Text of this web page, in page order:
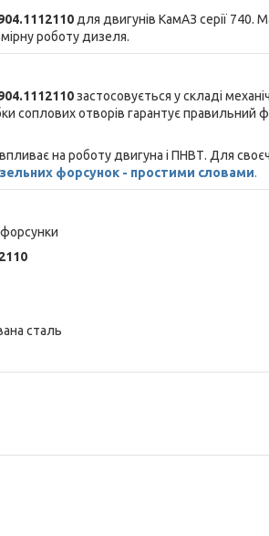
для двигунів КамАЗ серії 740.
роботу дизеля.
застосовується у складі
соплових отворів гарантує
на роботу двигуна і ПНВТ. Для
форсунок - простими словами.
сталь